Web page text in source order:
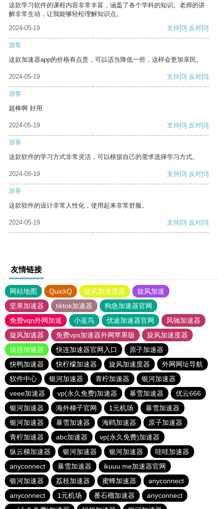
这款学习软件的课程内容非常丰富，涵盖了各个学科的知识。老师的讲
解非常生动，让我能够轻松理解知识点。
2024-05-19
支持[0] 反对[0]
游客
这款加速器app的价格有点贵，可以适当降低一些，这样会更加亲民。
2024-05-19 支持[0] 反对[0]
游客
超棒啊 好用
2024-05-19 支持[0] 反对[0]
游客
这款软件的学习方式非常灵活，可以根据自己的需求选择学习方式。
2024-05-19 支持[0] 反对[0]
游客
这款软件的设计非常人性化，使用起来非常舒服。
2024-05-19 支持[0] 反对[0]
友情链接
网站地图 QuickQ 旋风加速度器
旋风加速
坚果加速器
tiktok加速器
狗急加速器官网
免费vqn外网加速
小蓝鸟 优途加速器官网
风驰加速器
旋风加速器
免费vps加速器外网苹果版
旋风加速度器
快连加速器
快连加速器官网入口
原子加速器
快鸭加速器
快柠檬加速器 旋风加速度器
外网网址导航
软件中心
银河加速器 青柠加速器
银河加速器
veee加速器
vp(永久免费)加速器 暴雪加速器
优云666
银河加速器
海外梯子官网 1元机场
暴雪加速器
银河加速器
暴雪加速器 海鸥加速器
原子加速器
青柠加速器
abc加速器
vp(永久免费)加速器
纵云梯加速器
银河加速器 银河加速器
哇哇加速器
anyconnect
暴雪加速器
ikuuu.me加速器官网
银河加速器
荔枝加速器 蜜蜂加速器
anyconnect
anyconnect
1元机场 番石榴加速器
anyconnect